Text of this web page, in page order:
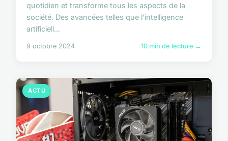
quotidien et transforme tous les aspects de la
société. Des avancées telles que l'intelligence
artificiell...
9 octobre 2024 10 min de lecture →
ACTU